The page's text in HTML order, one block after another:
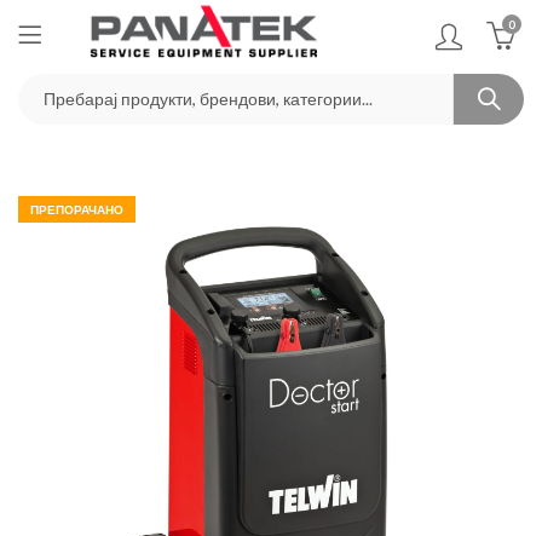
0
ПРЕПОРАЧАНО